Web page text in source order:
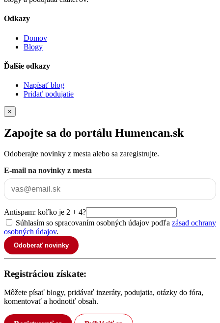
Odkazy
Domov
Blogy
Ďalšie odkazy
Napísať blog
Pridať podujatie
×
Zapojte sa do portálu Humencan.sk
Odoberajte novinky z mesta alebo sa zaregistrujte.
E-mail na novinky z mesta
Antispam: koľko je 2 + 4?
Súhlasím so spracovaním osobných údajov podľa zásad ochrany
osobných údajov.
Odoberať novinky
Registráciou získate:
Môžete písať blogy, pridávať inzeráty, podujatia, otázky do fóra,
komentovať a hodnotiť obsah.